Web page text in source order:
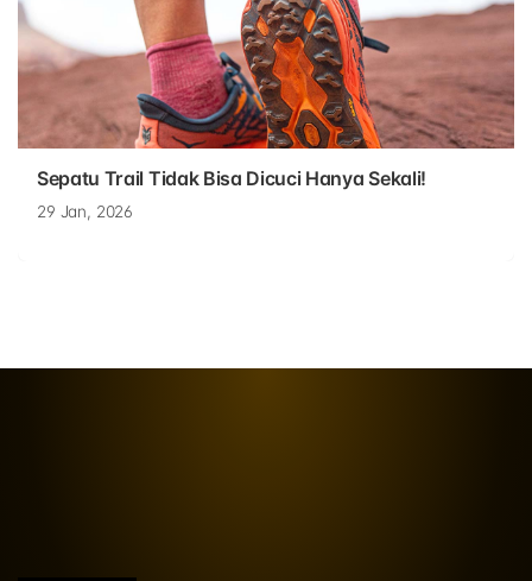
Sepatu Trail Tidak Bisa Dicuci Hanya Sekali!
29 Jan, 2026